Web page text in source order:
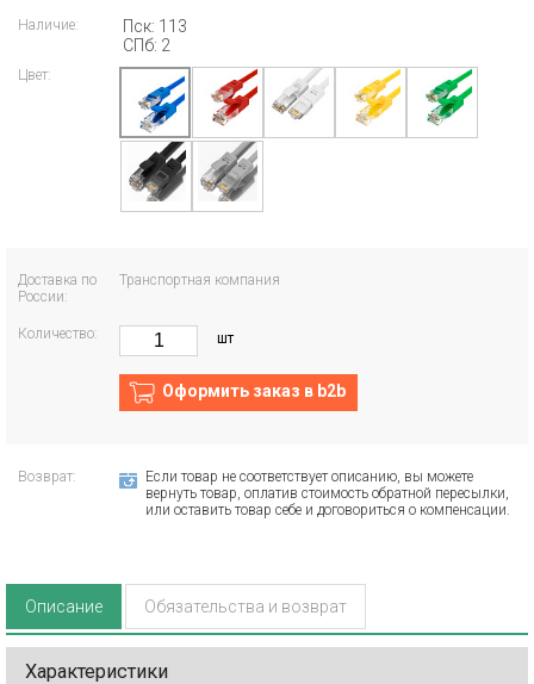
Наличие:
Пск: 113
СПб: 2
Цвет:
Доставка по
России:
Транспортная компания
Количество: шт
Оформить заказ в b2b
Возврат:
Если товар не соответствует описанию, вы можете
вернуть товар, оплатив стоимость обратной пересылки,
или оставить товар себе и договориться о компенсации.
Описание Обязательства и возврат
Характеристики